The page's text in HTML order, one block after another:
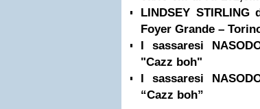
LINDSEY
Foyer Grande –
I sassaresi
"Cazz boh"
I sassaresi
“Cazz boh”